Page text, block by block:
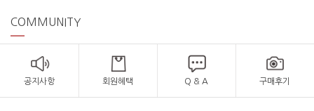
COMMUNITY
공지사항 회원혜택 Q & A 구매후기